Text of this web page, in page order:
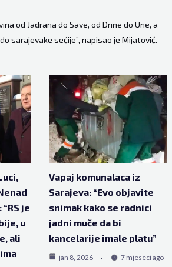
od Jadrana do Save, od Drine do Une, a
sarajevake sećije”, napisao je Mijatović.
je
u
ali
Vapaj komunalaca iz
Sarajeva: “Evo objavite
snimak kako se radnici
jadni muče da bi
kancelarije imale platu”
jan 8, 2026 7 mjeseci ago